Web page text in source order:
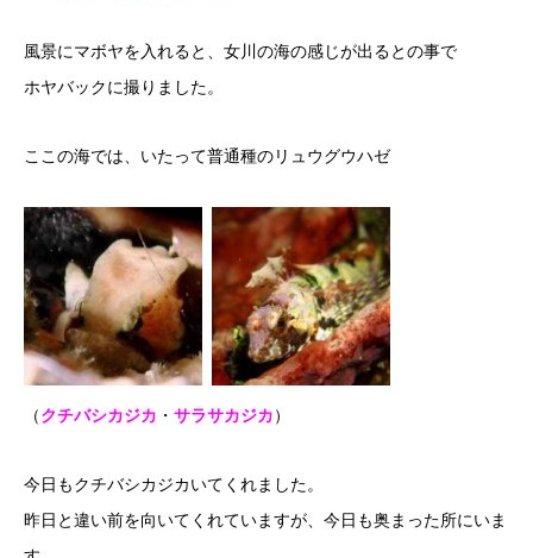
風景にマボヤを入れると、女川の海の感じが出るとの事で
ホヤバックに撮りました。
ここの海では、いたって普通種のリュウグウハゼ
（クチバシカジカ ・ サラサカジカ）
今日もクチバシカジカいてくれました。
昨日と違い前を向いてくれていますが、今日も奥まった所にいま